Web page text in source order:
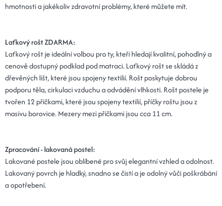
hmotnosti a jakékoliv zdravotní problémy, které můžete mít.
Laťkový rošt ZDARMA:
Laťkový rošt je ideální volbou pro ty, kteří hledají kvalitní, pohodlný a
cenově dostupný podklad pod matraci. Laťkový rošt se skládá z
dřevěných lišt, které jsou spojeny textilií. Rošt poskytuje dobrou
podporu těla, cirkulaci vzduchu a odvádění vlhkosti. Rošt postele je
tvořen 12 příčkami, které jsou spojeny textilií, příčky roštu jsou z
masivu borovice. Mezery mezi příčkami jsou cca 11 cm.
Zpracování - lakovaná postel:
Lakované postele jsou oblíbené pro svůj elegantní vzhled a odolnost.
Lakovaný povrch je hladký, snadno se čistí a je odolný vůči poškrábání
a opotřebení.